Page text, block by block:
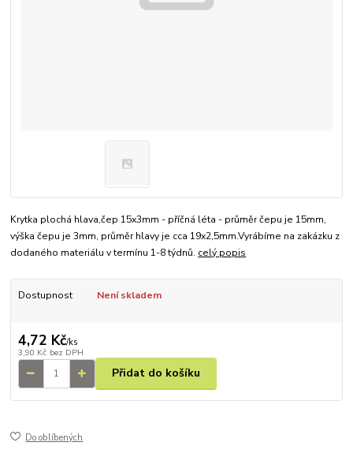
Krytka plochá hlava,čep 15x3mm - příčná léta - průměr čepu je 15mm,
výška čepu je 3mm, průměr hlavy je cca 19x2,5mm.Vyrábíme na zakázku z
dodaného materiálu v termínu 1-8 týdnů. celý popis
Dostupnost Není skladem
4,72 Kč/ks
3,90 Kč bez DPH
Přidat do košíku
Do oblíbených